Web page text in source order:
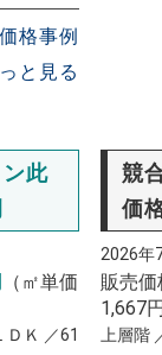
格事例
と見る
此
（㎡単価
ＤＫ ／61
競
価
2026年
販売価
1,667円
上層階